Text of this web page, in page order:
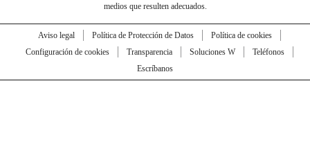
medios que resulten adecuados.
Aviso legal Política de Protección de Datos
Política de cookies
Configuración de cookies
Transparencia Soluciones W
Teléfonos
Escríbanos